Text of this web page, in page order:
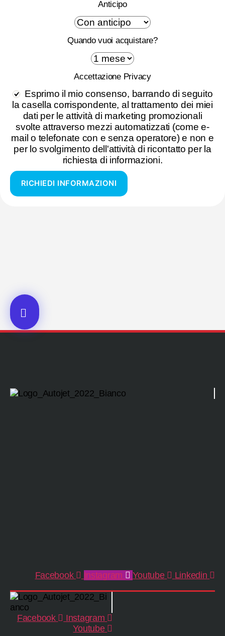
Anticipo
Quando vuoi acquistare?
Accettazione Privacy
Esprimo il mio consenso, barrando di seguito
la casella corrispondente, al trattamento dei miei
dati per le attività di marketing promozionali
svolte attraverso mezzi automatizzati (come e-
mail o telefonate con e senza operatore) e non e
per lo svolgimento dell'attività di ricontatto per la
richiesta di informazioni.
RICHIEDI INFORMAZIONI
Facebook Instagram Youtube Linkedin
Facebook
Instagram
Youtube